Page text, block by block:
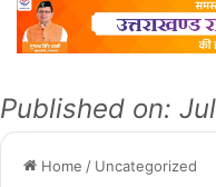
Published on:
Home / Uncategorized